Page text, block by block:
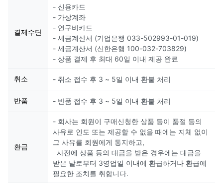
결제수단
- 신용카드
- 가상계좌
- 연구비카드
- 세금계산서 (기업은행 033-502993-01-019)
- 세금계산서 (신한은행 100-032-703829)
- 상품 결제 후 최대 60일 이내 제공 완료
취소 - 취소 접수 후 3 ~ 5일 이내 환불 처리
반품 - 반품 접수 후 3 ~ 5일 이내 환불 처리
환급
- 회사는 회원이 구매신청한 상품 등이 품절 등의
사유로 인도 또는 제공할 수 없을 때에는 지체 없이
그 사유를 회원에게 통지하고,
사전에 상품 등의 대금을 받은 경우에는 대금을
받은 날로부터 3영업일 이내에 환급하거나 환급에
필요한 조치를 취합니다.